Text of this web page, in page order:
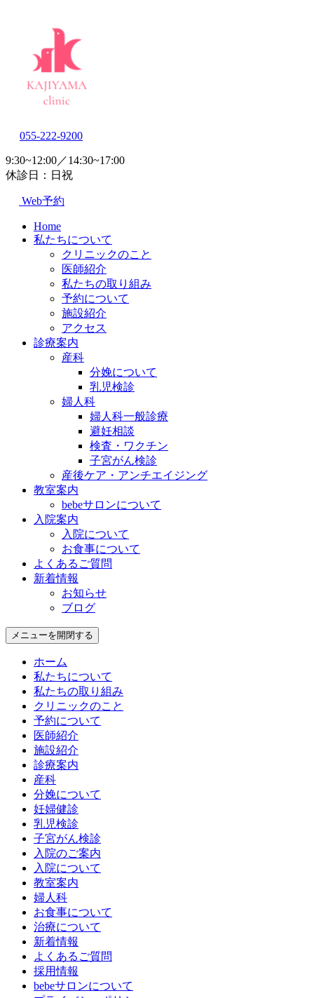
055-222-9200
9:30~12:00／14:30~17:00
休診日：日祝
Web予約
Home
私たちについて
クリニックのこと
医師紹介
私たちの取り組み
予約について
施設紹介
アクセス
診療案内
産科
分娩について
乳児検診
婦人科
婦人科一般診療
避妊相談
検査・ワクチン
子宮がん検診
産後ケア・アンチエイジング
教室案内
bebeサロンについて
入院案内
入院について
お食事について
よくあるご質問
新着情報
お知らせ
ブログ
メニューを開閉する
ホーム
私たちについて
私たちの取り組み
クリニックのこと
予約について
医師紹介
施設紹介
診療案内
産科
分娩について
妊婦健診
乳児検診
子宮がん検診
入院のご案内
入院について
教室案内
婦人科
お食事について
治療について
新着情報
よくあるご質問
採用情報
bebeサロンについて